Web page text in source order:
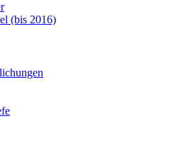
(bis 2016)